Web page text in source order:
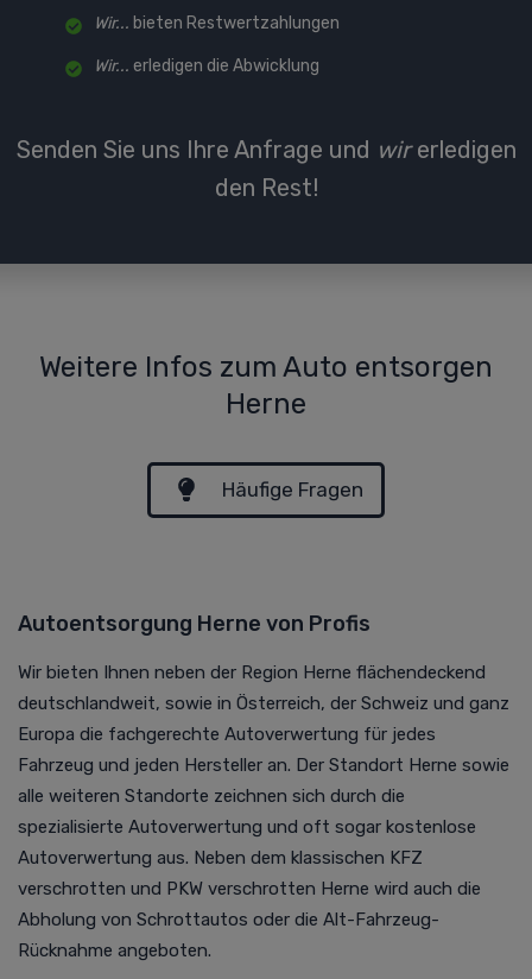
Wir... bieten Restwertzahlungen
Wir... erledigen die Abwicklung
Senden Sie uns Ihre Anfrage und wirerledigen
den Rest!
Weitere Infos zum Auto entsorgen
Herne
Häufige Fragen
Autoentsorgung Herne von Profis
Wir bieten Ihnen neben der Region Herne flächendeckend
deutschlandweit, sowie in Österreich, der Schweiz und ganz
Europa die fachgerechte Autoverwertung für jedes
Fahrzeug und jeden Hersteller an. Der Standort Herne sowie
alle weiteren Standorte zeichnen sich durch die
spezialisierte Autoverwertung und oft sogar kostenlose
Autoverwertung aus. Neben dem klassischen KFZ
verschrotten und PKW verschrotten Herne wird auch die
Abholung von Schrottautos oder die Alt-Fahrzeug-
Rücknahme angeboten.